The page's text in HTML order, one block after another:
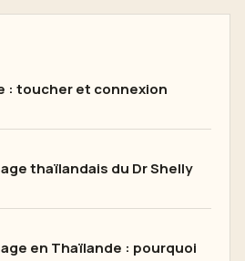
: toucher et connexion
thaïlandais du Dr Shelly
en Thaïlande : pourquoi